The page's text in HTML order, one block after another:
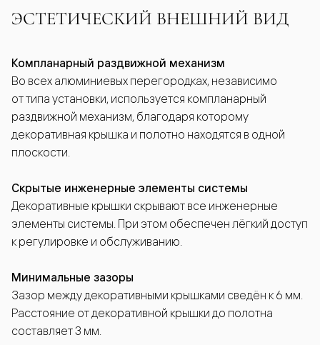
ЭСТЕТИЧЕСКИЙ ВНЕШНИЙ ВИД
Компланарный раздвижной механизм
Во всех алюминиевых перегородках, независимо
от типа установки, используется компланарный
раздвижной механизм, благодаря которому
декоративная крышка и полотно находятся в одной
плоскости.
Скрытые инженерные элементы системы
Декоративные крышки скрывают все инженерные
элементы системы. При этом обеспечен лёгкий доступ
к регулировке и обслуживанию.
Минимальные зазоры
Зазор между декоративными крышками сведён к 6 мм.
Расстояние от декоративной крышки до полотна
составляет 3 мм.